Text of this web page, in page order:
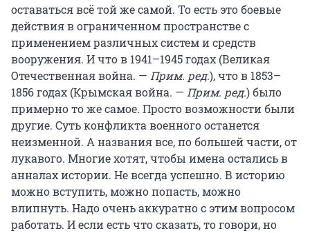
оставаться всё той же самой. То есть это боевые
действия в ограниченном пространстве с
применением различных систем и средств
вооружения. И что в 1941–1945 годах (Великая
Отечественная война. — Прим. ред.), что в 1853–
1856 годах (Крымская война. — Прим. ред.) было
примерно то же самое. Просто возможности были
другие. Суть конфликта военного останется
неизменной. А названия все, по большей части, от
лукавого. Многие хотят, чтобы имена остались в
анналах истории. Не всегда успешно. В историю
можно вступить, можно попасть, можно
влипнуть. Надо очень аккуратно с этим вопросом
работать. И если есть что сказать, то говори, но